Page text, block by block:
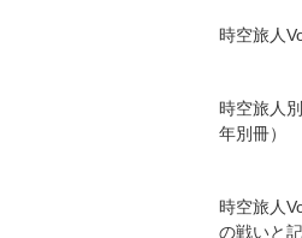
時空旅人
時空旅人
年別冊）
時空旅人
の戦いと記